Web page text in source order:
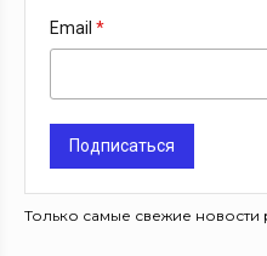
Email
Подписаться
Только самые свежие новости